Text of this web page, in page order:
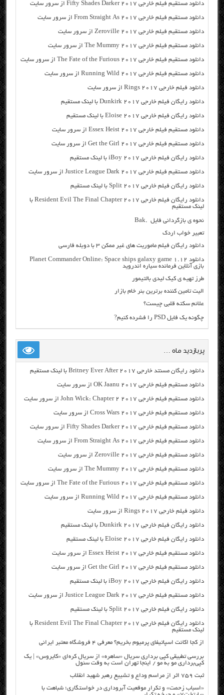
دانلود مستقیم فیلم خارجی Fifty Shades Darker 2017 از سرور سایت
دانلود مستقیم فیلم خارجی From Straight As 2017 از سرور سایت
دانلود مستقیم فیلم خارجی Zeroville 2017 از سرور سایت
دانلود مستقیم فیلم خارجی The Mummy 2017 از سرور سایت
دانلود مستقیم فیلم خارجی The Fate of the Furious 2017 از سرور سایت
دانلود مستقیم فیلم خارجی Running Wild 2017 از سرور سایت
دانلود فیلم خارجی Rings 2017 از سرور سایت
دانلود رایگان فیلم خارجی Dunkirk 2017 با لینک مستقیم
دانلود رایگان فیلم خارجی Eloise 2017 با لینک مستقیم
دانلود مستقیم فیلم خارجی Essex Heist 2017 از سرور سایت
دانلود مستقیم فیلم خارجی Get the Girl 2017 از سرور سایت
دانلود رایگان فیلم خارجی iBoy 2017 با لینک مستقیم
دانلود مستقیم فیلم خارجی Justice League Dark 2017 از سرور سایت
دانلود رایگان فیلم خارجی Split 2017 با لینک مستقیم
دانلود رایگان فیلم خارجی Resident Evil The Final Chapter 2017 با
لینک مستقیم
نحوه ی بازگردانی فایل .Bak
تعبیر خواب اردک
دانلود رایگان فیلم ماموریت های غیر ممکن ۳ با دوبله فارسی
دانلود Planet Commander Online: Space ships galaxy game 1.12
بازی آنلاین فرمانده سیاره اندروید
طرز تهیه ی کیک لیدی بالتیمور
الیت تامین کننده برترین بنر خام بازار
علائم سکته قلبی چیست؟
چگونه یک فایل PSD را فشرده کنیم?
پربازدید ماه …
دانلود رایگان مسنتد خارجی Britney Ever After 2017 با لینک مستقیم
دانلود مستقیم فیلم خارجی OK Jaanu 2017 از سرور سایت
دانلود مستقیم فیلم خارجی John Wick: Chapter 2 2017 از سرور سایت
دانلود مستقیم فیلم خارجی Cross Wars 2017 از سرور سایت
دانلود مستقیم فیلم خارجی Fifty Shades Darker 2017 از سرور سایت
دانلود مستقیم فیلم خارجی From Straight As 2017 از سرور سایت
دانلود مستقیم فیلم خارجی Zeroville 2017 از سرور سایت
دانلود مستقیم فیلم خارجی The Mummy 2017 از سرور سایت
دانلود مستقیم فیلم خارجی The Fate of the Furious 2017 از سرور سایت
دانلود مستقیم فیلم خارجی Running Wild 2017 از سرور سایت
دانلود فیلم خارجی Rings 2017 از سرور سایت
دانلود رایگان فیلم خارجی Dunkirk 2017 با لینک مستقیم
دانلود رایگان فیلم خارجی Eloise 2017 با لینک مستقیم
دانلود مستقیم فیلم خارجی Essex Heist 2017 از سرور سایت
دانلود مستقیم فیلم خارجی Get the Girl 2017 از سرور سایت
دانلود رایگان فیلم خارجی iBoy 2017 با لینک مستقیم
دانلود مستقیم فیلم خارجی Justice League Dark 2017 از سرور سایت
دانلود رایگان فیلم خارجی Split 2017 با لینک مستقیم
دانلود رایگان فیلم خارجی Resident Evil The Final Chapter 2017 با
لینک مستقیم
از کجا اکانت اسپاتیفای پرمیوم بخریم؟ معرفی ۴ فروشگاه معتبر ایرانی
بررسی تطبیقی کپی برداری سریال «ساهره» از سریال کره‌ای «کایروس» | یک
کپی‌برداری مو به مو / اینجا تهران است به وقت سئول
ثبت ۷۵۹ اثر از مراسم وداع و تشییع رهبر شهید انقلاب
«اسباب زحمت» و تکرار موقعیت آبروداری در خواستگاری؛ شباهت با